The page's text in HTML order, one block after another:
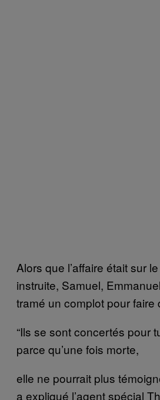
Alors que l’affaire était sur
instruite, Samuel,
tramé un complot pour faire
“Ils se sont concertés pour
parce qu’une fois morte,
elle ne pourrait plus
a expliqué l’agent spécial